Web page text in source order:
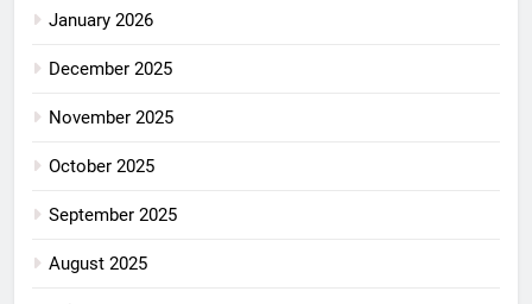
January 2026
December 2025
November 2025
October 2025
September 2025
August 2025